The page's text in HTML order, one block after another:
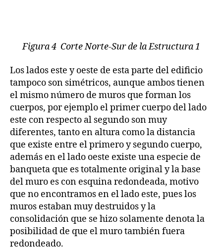
Figura 4 Corte Norte-Sur de la Estructura 1
Los lados este y oeste de esta parte del edificio
tampoco son simétricos, aunque ambos tienen
el mismo número de muros que forman los
cuerpos, por ejemplo el primer cuerpo del lado
este con respecto al segundo son muy
diferentes, tanto en altura como la distancia
que existe entre el primero y segundo cuerpo,
además en el lado oeste existe una especie de
banqueta que es totalmente original y la base
del muro es con esquina redondeada, motivo
que no encontramos en el lado este, pues los
muros estaban muy destruidos y la
consolidación que se hizo solamente denota la
posibilidad de que el muro también fuera
redondeado.